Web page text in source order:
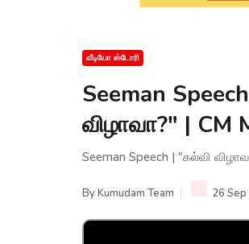
வீடியோ ஸ்டோரி
Seeman
விழாவா?" | CM
Seeman Speech | "கல்வி
ByKumudam Team 26